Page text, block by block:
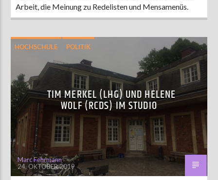
Arbeit, die Meinung zu Redelisten und Mensamenüs.
HOCHSCHULE POLITIK
TIM MERKEL (LHG) UND HELENE
WOLF (RCDS) IM STUDIO
Marc Fehrmann
24. OKTOBER 2019